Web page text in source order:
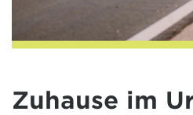
Zuhause im